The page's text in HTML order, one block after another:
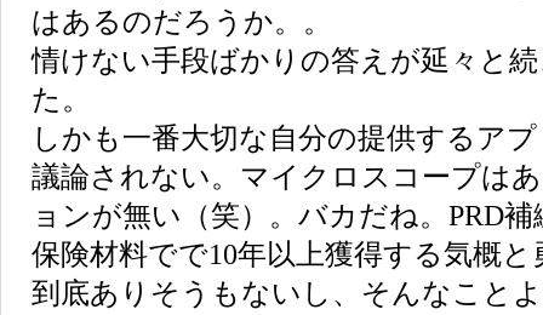
はあるのだろうか。。
情けない手段ばかりの答えが延々と
た。
しかも一番大切な自分の提供するア
議論されない。マイクロスコープは
ョンが無い（笑）。バカだね。PRD
保険材料でで10年以上獲得する気概
到底ありそうもないし、そんなこと